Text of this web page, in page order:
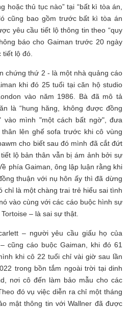
hoặc thủ tục nào” tại “bất kì tòa án,
cũng bao gồm trước bất kì tòa án
yêu cầu tiết lộ thông tin theo “quy
báo cho Gaiman trước 20 ngày
tiết lộ đó.
chứng thứ 2 - là một nhà quảng cáo
khi đó 25 tuổi tại căn hộ studio
vào năm 1986. Bà đã mô tả
là “hung hăng, không được đồng
vào mình "một cách bất ngờ", đưa
lên ghế sofa trước khi cô vùng
cho biết sau đó mình đã cắt đứt
lộ bản thân vẫn bị ám ảnh bởi sự
phía Gaiman, ông lập luận rằng khi
thuận với nụ hôn ấy thì đã dừng
chỉ là một chàng trai trẻ hiểu sai tình
vào cùng với các cáo buộc hình sự
– là sai sự thật.
– người yêu cầu giấu họ của
cũng cáo buộc Gaiman, khi đó 61
khi cô 22 tuổi chỉ vài giờ sau lần
trong bồn tắm ngoài trời tại dinh
nơi cô đến làm bảo mẫu cho các
đó vụ việc diễn ra chỉ một tháng
mật thông tin với Wallner đã được